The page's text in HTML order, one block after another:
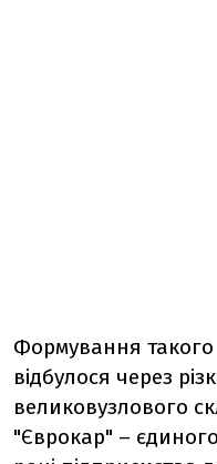
Формування
відбулося через
великовузлового
"Єврокар" –